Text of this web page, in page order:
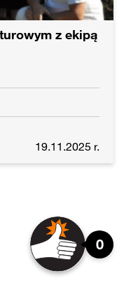
z ekipą
19.11.2025 r.
0